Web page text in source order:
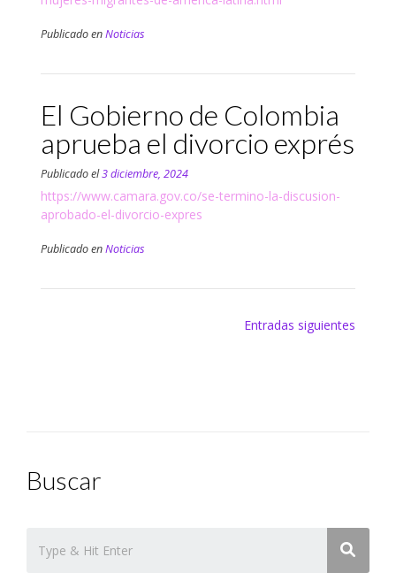
Publicado enNoticias
El Gobierno de Colombia
aprueba el divorcio exprés
Publicado el3 diciembre, 2024
https://www.camara.gov.co/se-termino-la-discusion-
aprobado-el-divorcio-expres
Publicado enNoticias
Entradas siguientes
Buscar